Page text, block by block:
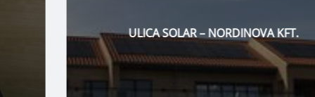
ULICA SOLAR – NORDINOVA KFT.